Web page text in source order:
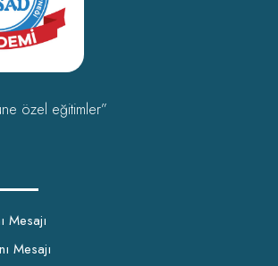
özel eğitimler”
Mesajı
Mesajı